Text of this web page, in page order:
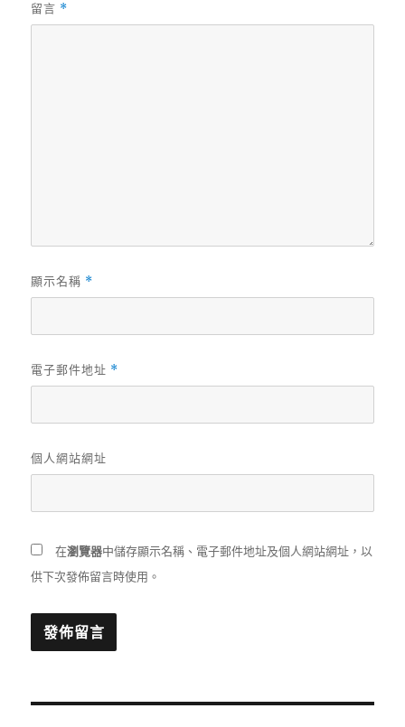
留言 *
顯示名稱 *
電子郵件地址 *
個人網站網址
在瀏覽器中儲存顯示名稱、電子郵件地址及個人網站網址，以
供下次發佈留言時使用。